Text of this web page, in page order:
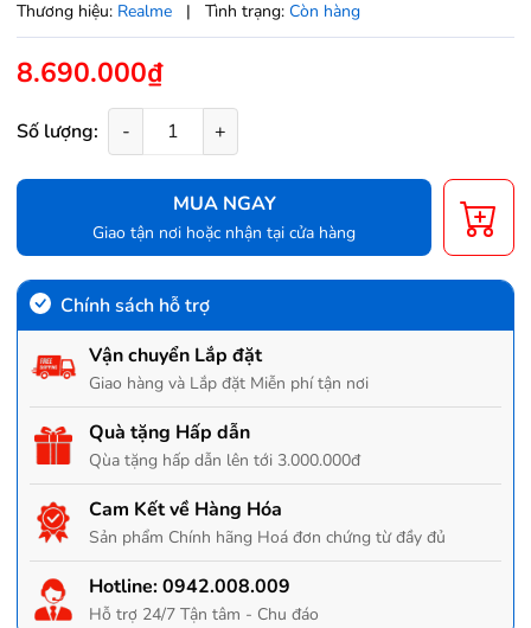
Thương hiệu: Realme | Tình trạng: Còn hàng
8.690.000₫
Số lượng: - +
MUA NGAY
Giao tận nơi hoặc nhận tại cửa hàng
Chính sách hỗ trợ
Vận chuyển Lắp đặt
Giao hàng và Lắp đặt Miễn phí tận nơi
Quà tặng Hấp dẫn
Qùa tặng hấp dẫn lên tới 3.000.000đ
Cam Kết về Hàng Hóa
Sản phẩm Chính hãng Hoá đơn chứng từ đầy đủ
Hotline:0942.008.009
Hỗ trợ 24/7 Tận tâm - Chu đáo